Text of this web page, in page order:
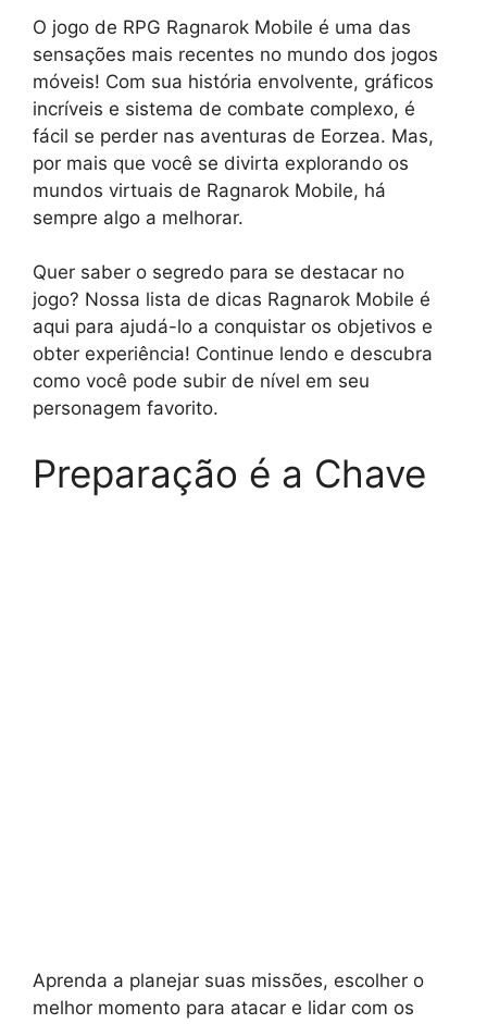
O jogo de RPG Ragnarok Mobile é uma das
sensações mais recentes no mundo dos jogos
móveis! Com sua história envolvente, gráficos
incríveis e sistema de combate complexo, é
fácil se perder nas aventuras de Eorzea. Mas,
por mais que você se divirta explorando os
mundos virtuais de Ragnarok Mobile, há
sempre algo a melhorar.
Quer saber o segredo para se destacar no
jogo? Nossa lista de dicas Ragnarok Mobile é
aqui para ajudá-lo a conquistar os objetivos e
obter experiência! Continue lendo e descubra
como você pode subir de nível em seu
personagem favorito.
Preparação é a Chave
Aprenda a planejar suas missões, escolher o
melhor momento para atacar e lidar com os